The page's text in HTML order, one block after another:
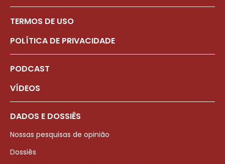
TERMOS DE USO
POLÍTICA DE PRIVACIDADE
PODCAST
VÍDEOS
DADOS E DOSSIÊS
Nossas pesquisas de opinião
Dossiês